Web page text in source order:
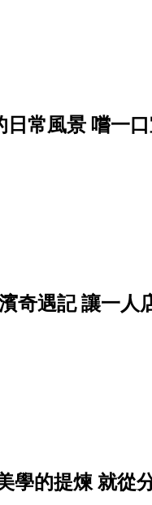
常風景 嚐一
奇遇記 讓一人
學的提煉 就從